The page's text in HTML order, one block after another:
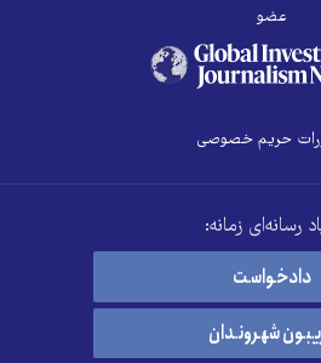
عضو
حریم خصوصی
رسانه‌ای زمانه:
دادخواست
شهروندان